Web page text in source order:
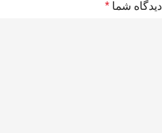
دیدگاه شما *